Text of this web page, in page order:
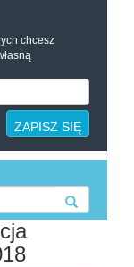
chcesz
ZAPISZ SIĘ